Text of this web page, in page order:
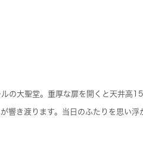
の大聖堂。重厚な扉を開くと天井高
響き渡ります。当日のふたりを思い浮